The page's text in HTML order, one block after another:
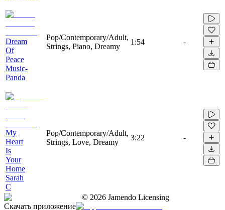
Dream
Of
Peace
Music-
Panda
Pop/Contemporary/Adult,
Strings, Piano, Dreamy
1:54 -
My
Heart
Is
Your
Home
Sarah
C
Pop/Contemporary/Adult,
Strings, Love, Dreamy
3:22 -
© 2026 Jamendo Licensing
Скачать приложение